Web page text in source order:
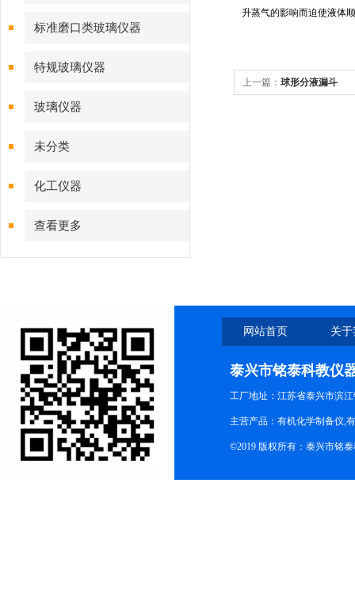
标准磨口类玻璃仪器
特规玻璃仪器
玻璃仪器
未分类
化工仪器
查看更多
升蒸气的影响而迫使液体
上一篇： 球形分液漏斗
网站首页 关
泰兴市铭泰科教仪
工厂地址：江苏省泰兴市滨
主营产品：有机化学制备仪,
©2019 版权所有：泰兴市铭